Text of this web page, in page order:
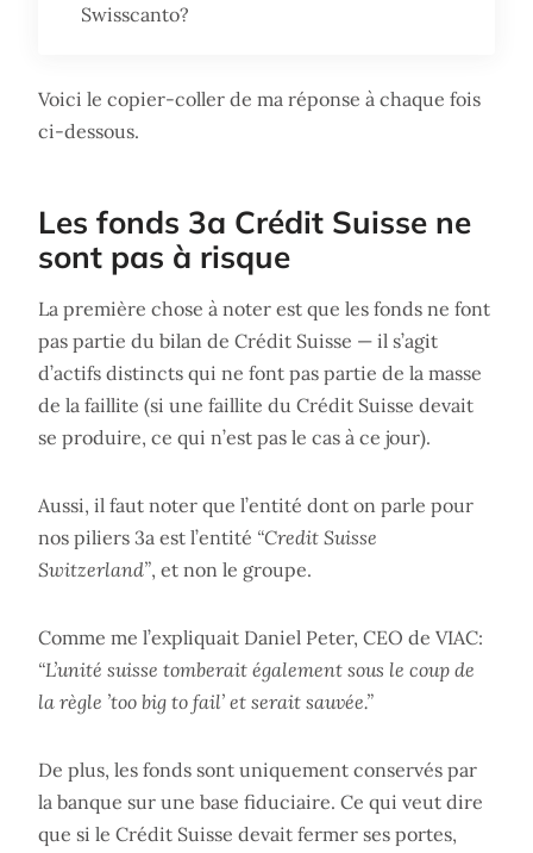
Swisscanto?
Voici le copier-coller de ma réponse à chaque fois
ci-dessous.
Les fonds 3a Crédit Suisse ne
sont pas à risque
La première chose à noter est que les fonds ne font
pas partie du bilan de Crédit Suisse — il s’agit
d’actifs distincts qui ne font pas partie de la masse
de la faillite (si une faillite du Crédit Suisse devait
se produire, ce qui n’est pas le cas à ce jour).
Aussi, il faut noter que l’entité dont on parle pour
nos piliers 3a est l’entité “Credit Suisse
Switzerland”, et non le groupe.
Comme me l’expliquait Daniel Peter, CEO de VIAC:
“L’unité suisse tomberait également sous le coup de
la règle ’too big to fail’ et serait sauvée.”
De plus, les fonds sont uniquement conservés par
la banque sur une base fiduciaire. Ce qui veut dire
que si le Crédit Suisse devait fermer ses portes,